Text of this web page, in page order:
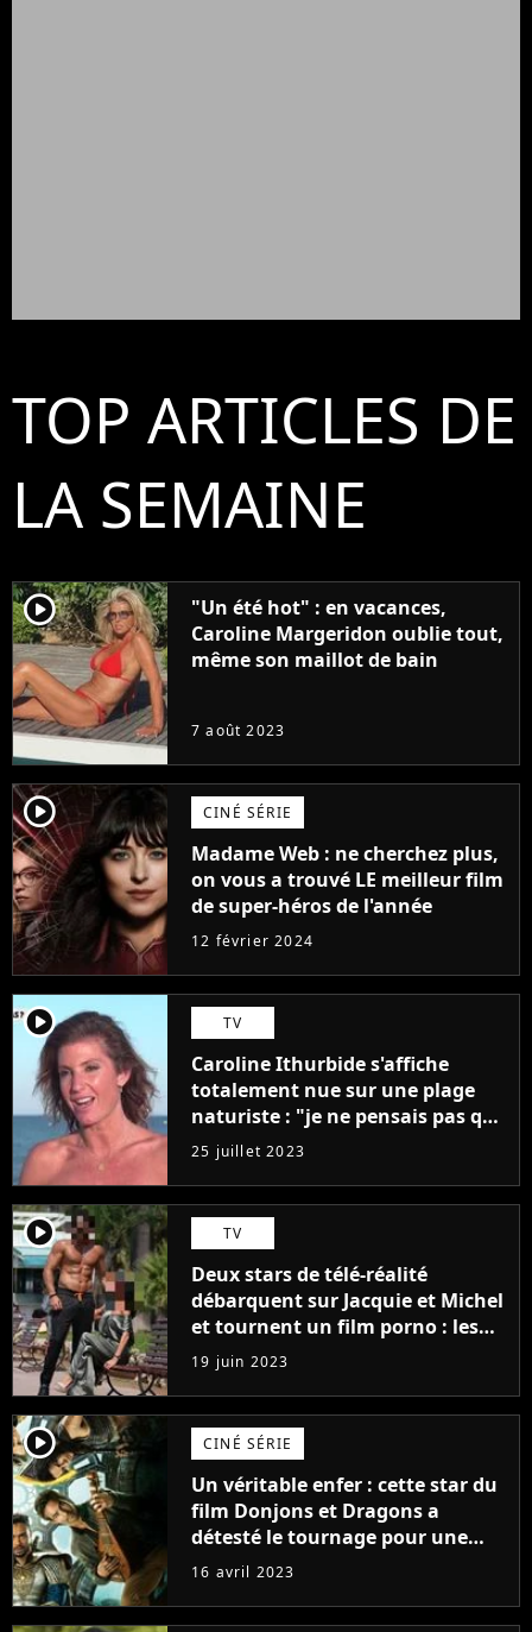
TOP ARTICLES DE
LA SEMAINE
player2
"Un été hot" : en vacances,
Caroline Margeridon oublie tout,
même son maillot de bain
7 août 2023
player2 CINÉ SÉRIE
Madame Web : ne cherchez plus,
on vous a trouvé LE meilleur film
de super-héros de l'année
12 février 2024
player2 TV
Caroline Ithurbide s'affiche
totalement nue sur une plage
naturiste : "je ne pensais pas que
j'arriverais à le faire..."
25 juillet 2023
player2 TV
Deux stars de télé-réalité
débarquent sur Jacquie et Michel
et tournent un film porno : les
premières images du tournage
(exclu)
19 juin 2023
player2 CINÉ SÉRIE
Un véritable enfer : cette star du
film Donjons et Dragons a
détesté le tournage pour une
raison très spéciale
16 avril 2023